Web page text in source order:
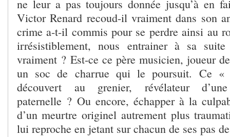
ne leur a pas toujours donnée jusqu’à en
Victor Renard recoud-il vraiment dans son
crime a-t-il commis pour se perdre ainsi au
irrésistiblement, nous entrainer à sa
vraiment ? Est-ce ce père musicien, joueur
un soc de charrue qui le poursuit. Ce «
découvert au grenier, révélateur
paternelle ? Ou encore, échapper à la
d’un meurtre originel autrement plus
lui reproche en jetant sur chacun de ses pas